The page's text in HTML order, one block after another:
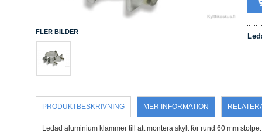
FLER BILDER
PRODUKTBESKRIVNING MER INFORMATION
Ledad aluminium klammer till att montera skylt för rund 60 mm